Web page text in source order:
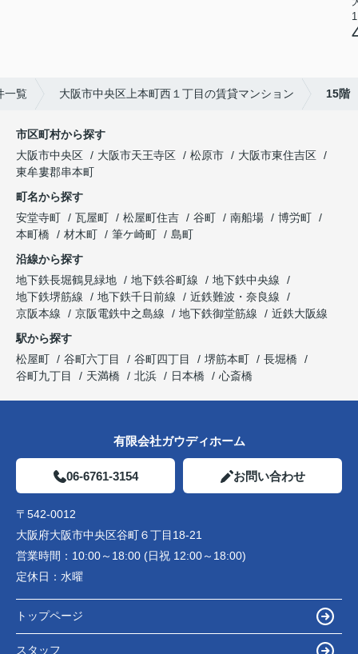
一覧 大阪市中央区上本町西１丁目の賃貸マンション 15階
市区町村から探す
大阪市中央区
大阪市天王寺区 松原市
大阪市東住吉区
東牟婁郡串本町
町名から探す
安堂寺町
瓦屋町 松屋町住吉 谷町 南船場
博労町
本町橋
材木町 筆ケ崎町
島町
沿線から探す
地下鉄長堀鶴見緑地
地下鉄谷町線
地下鉄中央線
地下鉄堺筋線
地下鉄千日前線
近鉄難波・奈良線
京阪本線
京阪電鉄中之島線 地下鉄御堂筋線
近鉄大阪線
駅から探す
松屋町
谷町六丁目 谷町四丁目 堺筋本町
長堀橋
谷町九丁目
天満橋 北浜 日本橋 心斎橋
有限会社ガウディホーム
06-6761-3154 お問い合わせ
〒542-0012
大阪府大阪市中央区谷町６丁目18-21
営業時間： 10:00～18:00 (日祝 12:00～18:00)
定休日： 水曜
トップページ
スタッフ